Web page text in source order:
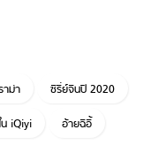
ม่า
ซีรี่ย์จีนปี 2020
iQiyi อ้ายฉีอี้